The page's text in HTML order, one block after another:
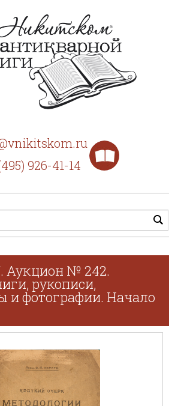
926-41-14
Аукцион № 242.
рукописи,
и фотографии. Начало